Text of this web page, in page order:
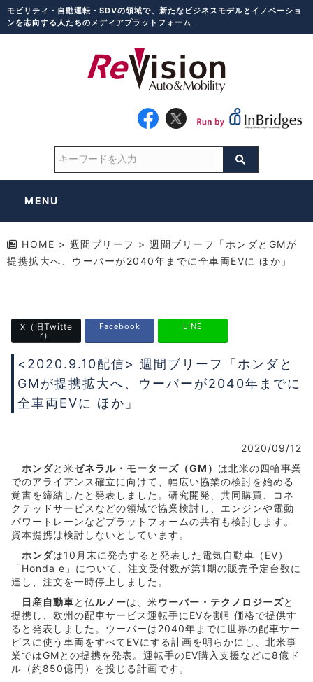
モビリティ・自動運転・SDVの領域で、新たなビジネスモデルとイノベーショ
ンを志向する人たちのメディアプラットフォーム
MENU
HOME > 週間ブリーフ > 週間ブリーフ「ホンダとGMが
提携拡大へ、ウーバーが2040年までに全車両EVに ほか」
X （旧Twitte
r）
Facebook LINE
<2020.9.10配信> 週間ブリーフ「ホンダと
GMが提携拡大へ、ウーバーが2040年までに
全車両EVに ほか」
2020/09/12
ホンダと米ゼネラル・モーターズ（GM） は北米の四輪事業
でのアライアンス確立に向けて、幅広い協業の検討を始める
覚書を締結したと発表しました。研究開発、共同購買、コネ
クテッドサービスなどの領域で協業検討し、エンジンや電動
パワートレーンなどプラットフォームの共有も検討します。
資本提携は検討しないとしています。
ホンダは10月末に発売すると発表した電気自動車（EV）
「Honda e」について、注文受付数が第1期の販売予定台数に
達し、注文を一時停止しました。
日産自動車と仏ルノーは、米ウーバー・テクノロジーズと
提携し、欧州の配車サービス運転手にEVを割引価格で提供す
ると発表しました。ウーバーは2040年までに世界の配車サー
ビスに使う車両をすべてEVにする計画を明らかにし、北米事
業ではGMとの提携を発表。運転手のEV購入支援などに8億ド
ル（約850億円）を投じる計画です。